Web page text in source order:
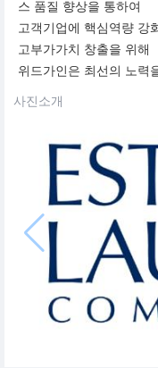
스 품질 향상을 통하여
고객기업에 핵심역량 강
고부가가치 창출을 위해
위드가인은 최선의 노력
사진소개